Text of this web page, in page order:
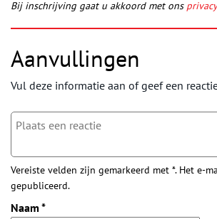
Bij inschrijving gaat u akkoord met ons
Aanvullingen
Vul deze informatie aan of geef een
Vereiste velden zijn gemarkeerd met *. Het e-
gepubliceerd.
Naam *